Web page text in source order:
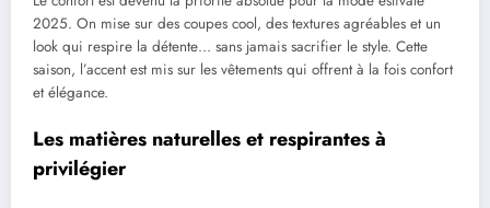
2025. On mise sur des coupes cool, des textures agréables et un
look qui respire la détente… sans jamais sacrifier le style. Cette
saison, l’accent est mis sur les vêtements qui offrent à la fois confort
et élégance.
Les matières naturelles et respirantes à
privilégier